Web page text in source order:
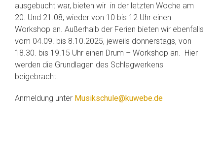
ausgebucht war, bieten wir in der letzten Woche am
20. Und 21.08, wieder von 10 bis 12 Uhr einen
Workshop an. Außerhalb der Ferien bieten wir ebenfalls
vom 04.09. bis 8.10.2025, jeweils donnerstags, von
18.30. bis 19.15 Uhr einen Drum – Workshop an. Hier
werden die Grundlagen des Schlagwerkens
beigebracht.
Anmeldung unter Musikschule@kuwebe.de